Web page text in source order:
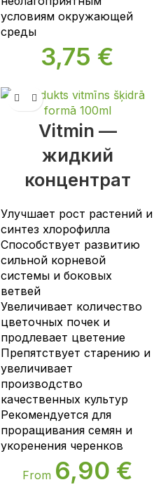
условиям окружающей
среды
3,75 €
Vitmin —
жидкий
концентрат
Улучшает рост растений и
синтез хлорофилла
Способствует развитию
сильной корневой
системы и боковых
ветвей
Увеличивает количество
цветочных почек и
продлевает цветение
Препятствует старению и
увеличивает
производство
качественных культур
Рекомендуется для
проращивания семян и
укоренения черенков
From 6,90 €